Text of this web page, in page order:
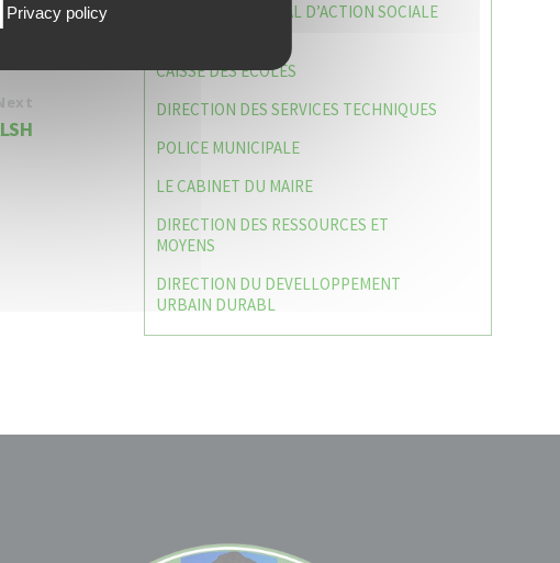
CENTRE COMMUNAL D’ACTION SOCIALE
CAISSE DES ÉCOLES
DIRECTION DES SERVICES TECHNIQUES
POLICE MUNICIPALE
LE CABINET DU MAIRE
DIRECTION DES RESSOURCES ET
MOYENS
DIRECTION DU DEVELLOPPEMENT
URBAIN DURABL
Privacy policy